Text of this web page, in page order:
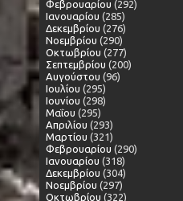
Φεβρουαρίου (292)
Ιανουαρίου (285)
Δεκεμβρίου (276)
Νοεμβρίου (290)
Οκτωβρίου (277)
Σεπτεμβρίου (200)
Αυγούστου (96)
Ιουλίου (295)
Ιουνίου (298)
Μαΐου (295)
Απριλίου (293)
Μαρτίου (321)
Φεβρουαρίου (290)
Ιανουαρίου (318)
Δεκεμβρίου (304)
Νοεμβρίου (297)
Οκτωβρίου (322)